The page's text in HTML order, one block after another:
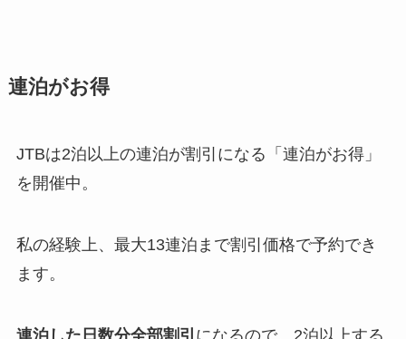
連泊がお得
JTBは2泊以上の連泊が割引になる「連泊がお得」
を開催中。
私の経験上、最大13連泊まで割引価格で予約でき
ます。
連泊した日数分全部割引 になるので、2泊以上する